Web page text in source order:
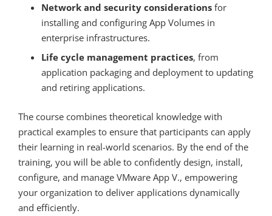
Network and security considerationsfor
installing and configuring App Volumes in
enterprise infrastructures.
Life cycle management practices, from
application packaging and deployment to updating
and retiring applications.
The course combines theoretical knowledge with
practical examples to ensure that participants can apply
their learning in real-world scenarios. By the end of the
training, you will be able to confidently design, install,
configure, and manage VMware App V., empowering
your organization to deliver applications dynamically
and efficiently.